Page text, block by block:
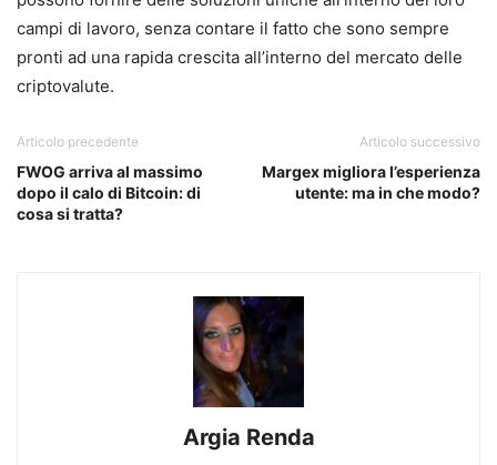
campi di lavoro, senza contare il fatto che sono sempre
pronti ad una rapida crescita all’interno del mercato delle
criptovalute.
Articolo precedente
FWOG arriva al massimo
dopo il calo di Bitcoin: di
cosa si tratta?
Articolo successivo
Margex migliora l’esperienza
utente: ma in che modo?
Argia Renda